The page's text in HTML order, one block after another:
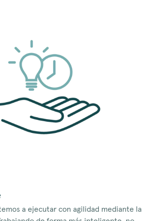
a ejecutar con agilidad mediante la